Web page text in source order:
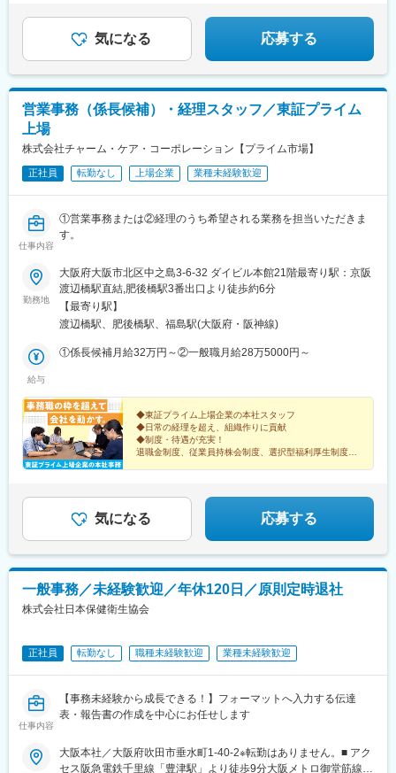
気になる 応募する
営業事務（係長候補）・経理スタッフ／東証プライム
上場
株式会社チャーム・ケア・コーポレーション【プライム市場】
正社員 転勤なし 上場企業 業種未経験歓迎
仕事内容
①営業事務または②経理のうち希望される業務を担当いただきま
す。
勤務地
大阪府大阪市北区中之島3-6-32 ダイビル本館21階最寄り駅：京阪
渡辺橋駅直結,肥後橋駅3番出口より徒歩約6分
【最寄り駅】
渡辺橋駅、肥後橋駅、福島駅(大阪府・阪神線)
給与
①係長候補月給32万円～②一般職月給28万5000円～
◆東証プライム上場企業の本社スタッフ
◆日常の経理を超え、組織作りに貢献
◆制度・待遇が充実！
退職金制度、従業員持株会制度、選択型福利厚生制度、
気になる 応募する
一般事務／未経験歓迎／年休120日／原則定時退社
株式会社日本保健衛生協会
正社員 転勤なし 職種未経験歓迎 業種未経験歓迎
仕事内容
【事務未経験から成長できる！】フォーマットへ入力する伝達
表・報告書の作成を中心にお任せします
大阪本社／大阪府吹田市垂水町1-40-2※転勤はありません。■ アク
セス阪急電鉄千里線「豊津駅」より徒歩9分大阪メトロ御堂筋線